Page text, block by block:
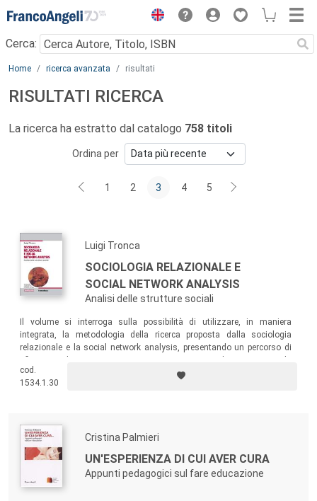
Menu
Cerca:
Main content
Home ricerca avanzata risultati
RISULTATI RICERCA
La ricerca ha estratto dal catalogo 758 titoli
Ordina per
1 2 3 4 5
Luigi Tronca
SOCIOLOGIA RELAZIONALE E
SOCIAL NETWORK ANALYSIS
Analisi delle strutture sociali
Il volume si interroga sulla possibilità di utilizzare, in maniera
integrata, la metodologia della ricerca proposta dalla sociologia
relazionale e la social network analysis, presentando un percorso di
proposta di una soluzione comune alla questione metodologica.
cod.
1534.1.30
Cristina Palmieri
UN'ESPERIENZA DI CUI AVER CURA
Appunti pedagogici sul fare educazione